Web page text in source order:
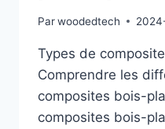
Parwoodedtech
Types de
Comprendre les
composites bois-
composites bois-